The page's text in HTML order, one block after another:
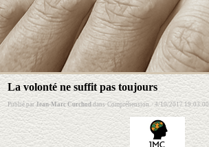
La volonté ne suffit pas toujours
Publié parJean-Marc Curchod dansCompréhension·4/10/2017 19:03:00